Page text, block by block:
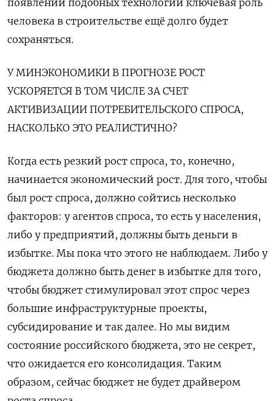
появлении подобных технологий ключевая роль
человека в строительстве ещё долго будет
сохраняться.
У МИНЭКОНОМИКИ В ПРОГНОЗЕ РОСТ
УСКОРЯЕТСЯ В ТОМ ЧИСЛЕ ЗА СЧЕТ
АКТИВИЗАЦИИ ПОТРЕБИТЕЛЬСКОГО СПРОСА,
НАСКОЛЬКО ЭТО РЕАЛИСТИЧНО?
Когда есть резкий рост спроса, то, конечно,
начинается экономический рост. Для того, чтобы
был рост спроса, должно сойтись несколько
факторов: у агентов спроса, то есть у населения,
либо у предприятий, должны быть деньги в
избытке. Мы пока что этого не наблюдаем. Либо у
бюджета должно быть денег в избытке для того,
чтобы бюджет стимулировал этот спрос через
большие инфраструктурные проекты,
субсидирование и так далее. Но мы видим
состояние российского бюджета, это не секрет,
что ожидается его консолидация. ‌Таким
образом, сейчас бюджет не будет драйвером